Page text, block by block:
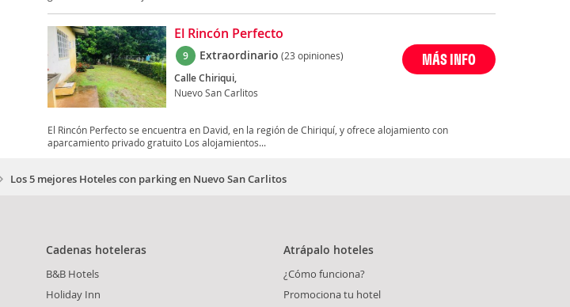
El Rincón Perfecto
9 Extraordinario (23 opiniones)
Calle Chiriqui,
Nuevo San Carlitos
MÁS INFO
El Rincón Perfecto se encuentra en David, en la región de Chiriquí, y ofrece alojamiento con
aparcamiento privado gratuito Los alojamientos...
Los 5 mejores Hoteles con parking en Nuevo San Carlitos
Cadenas hoteleras
B&B Hotels
Holiday Inn
Atrápalo hoteles
¿Cómo funciona?
Promociona tu hotel